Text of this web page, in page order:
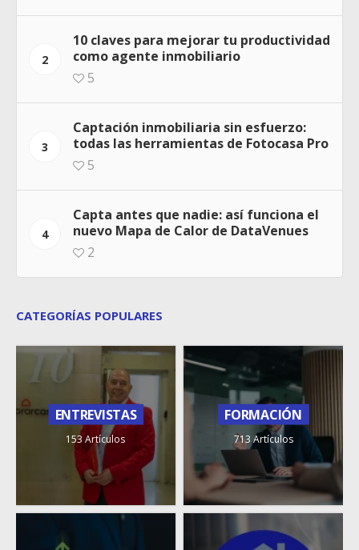
2
10 claves para mejorar tu productividad
como agente inmobiliario
5
3
Captación inmobiliaria sin esfuerzo:
todas las herramientas de Fotocasa Pro
5
4
Capta antes que nadie: así funciona el
nuevo Mapa de Calor de DataVenues
2
CATEGORÍAS POPULARES
ENTREVISTAS
153 Artículos
FORMACIÓN
713 Artículos